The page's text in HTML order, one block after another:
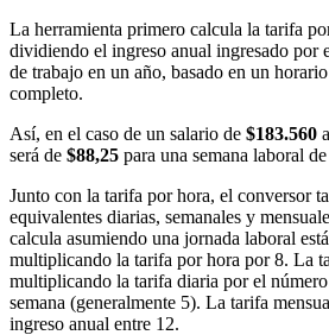
La herramienta primero calcula la tarifa
dividiendo el ingreso anual ingresado por
de trabajo en un año, basado en un
completo.
Así, en el caso de un salario de $183.560
será de $88,25 para una semana laboral
Junto con la tarifa por hora, el conversor
equivalentes diarias, semanales y
calcula asumiendo una jornada laboral
multiplicando la tarifa por hora por 8. La
multiplicando la tarifa diaria por el
semana (generalmente 5). La tarifa
ingreso anual entre 12.